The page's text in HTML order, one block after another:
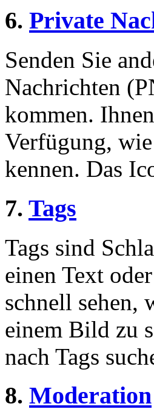
6. Private
Senden Sie
Nachrichten
kommen.
Verfügung,
kennen. Das
7. Tags
Tags sind
einen Text
schnell sehen,
einem Bild zu
nach Tags
8. Moderation